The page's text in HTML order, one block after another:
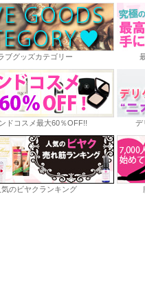
ブグッズカテゴリー
ドコスメ最大60％OFF!! デ
のビヤクランキング